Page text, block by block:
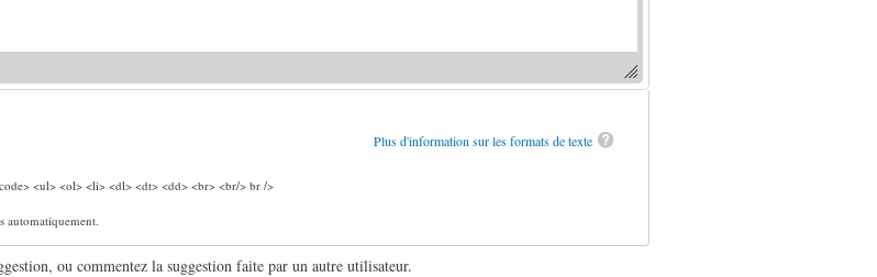
Plus d'information sur les formats de texte
<ul> <ol> <li> <dl> <dt> <dd> <br> <br/> br />
automatiquement.
ou commentez la suggestion faite par un autre utilisateur.